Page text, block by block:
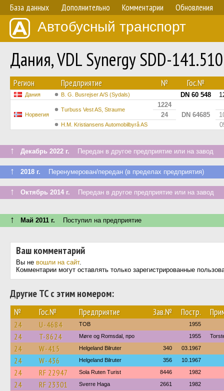
База данных Дополнительно Комментарии Обновления
Автобусный транспорт
Дания, VDL Synergy SDD-
Регион Предприятие № Гос.№
Дания B. G. Busrejser A/S (Sydals) DN 60 548
Норвегия
Turbuss Vest AS, Straume
1224
DN 64685
24
H.M. Kristiansens Automobilbyrå AS
↑ Декабрь 2022 г. Передан в другое предприятие или на завод
↑ 2018 г. Перенумерован/передан (в пределах предприятия)
↑ Октябрь 2014 г. Передан в другое предприятие или на завод
↑ Май 2011 г. Поступил на предприятие
Ваш комментарий
Вы не вошли на сайт.
Комментарии могут оставлять только зарегистрированные
Другие ТС с этим номером:
№ Гос.№ Предприятие Зав.№ Постр.
24 U-4684 TOB 1955
24 T-8624 Møre og Romsdal, про 1955
24 W-415 Helgeland Bilruter 340 03.1967
24 W-436 Helgeland Bilruter 356 10.1967
24 RF 22947 Sola Ruten Turist 8446 1982
24 RF 23301 Sverre Haga 2661 1982